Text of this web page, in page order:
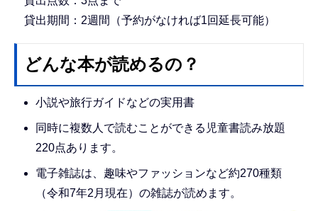
貸出期間：2週間（予約がなければ1回延長可能）
どんな本が読めるの？
小説や旅行ガイドなどの実用書
同時に複数人で読むことができる児童書読み放題
220点あります。
電子雑誌は、趣味やファッションなど約270種類
（令和7年2月現在）の雑誌が読めます。